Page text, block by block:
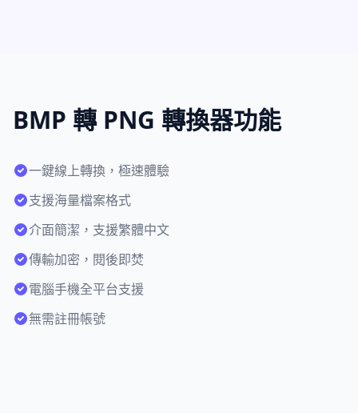
BMP 轉 PNG 轉換器功能
一鍵線上轉換，極速體驗
支援海量檔案格式
介面簡潔，支援繁體中文
傳輸加密，閱後即焚
電腦手機全平台支援
無需註冊帳號